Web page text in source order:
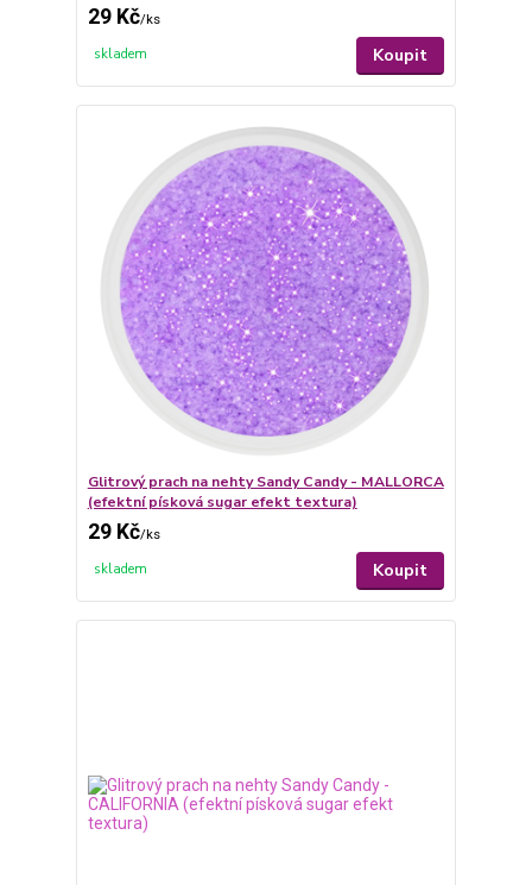
29 Kč/ks
skladem Koupit
Glitrový prach na nehty Sandy Candy - MALLORCA
(efektní písková sugar efekt textura)
29 Kč/ks
skladem Koupit